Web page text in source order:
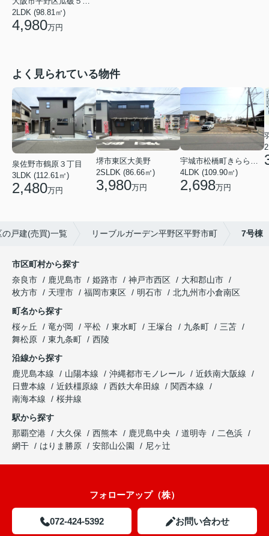
2LDK (98.81㎡)
4,980万円
よく見られている物件
泉佐野市鶴原３丁目
3LDK (112.61㎡)
2,480万円
堺市東区大美野
2SLDK (86.66㎡)
3,980万円
4LDK (109.90㎡)
2,698万円
戸建(売買)一覧 リーブルガーデン平野区平野市町 7号棟
市区町村から探す
奈良市
鹿児島市 姫路市 神戸市西区
大和郡山市
枚方市
天理市 福岡市東区 明石市
北九州市小倉南区
町名から探す
桜ヶ丘
竜が岡 平松 東水町 王塚台 九条町
三苫
舞松原
東九条町
西陵
沿線から探す
鹿児島本線
山陽本線 沖縄都市モノレール
近鉄南大阪線
日豊本線
近鉄橿原線 西鉄大牟田線
関西本線
南海本線
桜井線
駅から探す
那覇空港
大久保 西熊本 鹿児島中央 道明寺
二色浜
網干
はりま勝原 安部山公園 尼ヶ辻
フォローアップ（株）
072-424-5392 お問い合わせ